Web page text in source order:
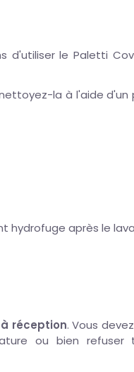
d'utiliser le Paletti
la à l'aide d'un
hydrofuge après le
réception. Vous
ou bien refuser